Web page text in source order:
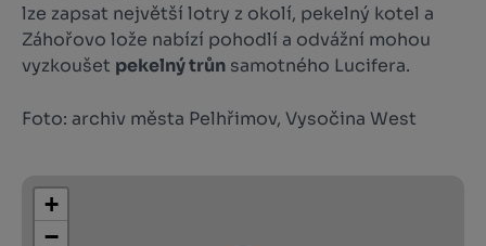
lze zapsat největší lotry z okolí, pekelný kotel a
Záhořovo lože nabízí pohodlí a odvážní mohou
vyzkoušet pekelný trůn samotného Lucifera.
Foto: archiv města Pelhřimov, Vysočina West
+
−